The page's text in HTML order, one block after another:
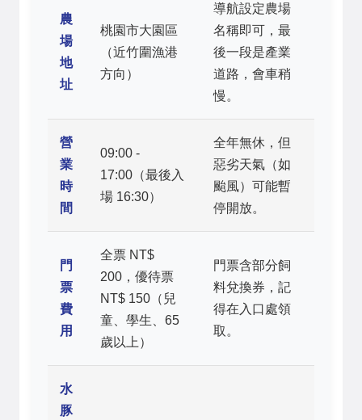
農
場
地
址
桃園市大園區
（近竹圍漁港
方向）
導航設定農場
名稱即可，最
後一段是產業
道路，會車稍
慢。
營
業
時
間
09:00 -
17:00（最後入
場 16:30）
全年無休，但
惡劣天氣（如
颱風）可能暫
停開放。
門
票
費
用
全票 NT$
200，優待票
NT$ 150（兒
童、學生、65
歲以上）
門票含部分飼
料兌換券，記
得在入口處領
取。
水
豚